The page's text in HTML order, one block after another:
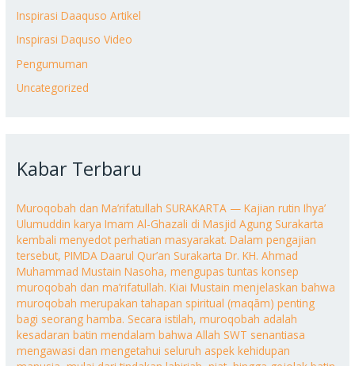
Inspirasi Daaquso Artikel
Inspirasi Daquso Video
Pengumuman
Uncategorized
Kabar Terbaru
Muroqobah dan Ma’rifatullah SURAKARTA — Kajian rutin Ihya’
Ulumuddin karya Imam Al-Ghazali di Masjid Agung Surakarta
kembali menyedot perhatian masyarakat. Dalam pengajian
tersebut, PIMDA Daarul Qur’an Surakarta Dr. KH. Ahmad
Muhammad Mustain Nasoha, mengupas tuntas konsep
muroqobah dan ma’rifatullah. Kiai Mustain menjelaskan bahwa
muroqobah merupakan tahapan spiritual (maqām) penting
bagi seorang hamba. Secara istilah, muroqobah adalah
kesadaran batin mendalam bahwa Allah SWT senantiasa
mengawasi dan mengetahui seluruh aspek kehidupan